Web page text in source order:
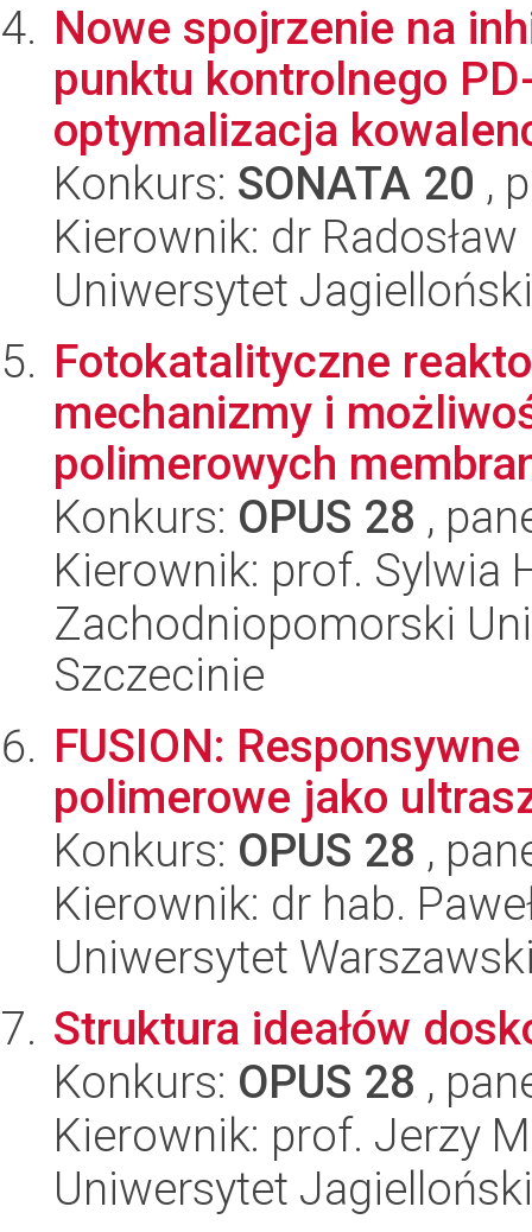
Nowe spojrzenie na
punktu kontrolnego
optymalizacja
Konkurs: SONATA 20 ,
Kierownik: dr
Uniwersytet Jagielloński
Fotokatalityczne
mechanizmy i
polimerowych
Konkurs: OPUS 28 ,
Kierownik: prof. Sylwia
Zachodniopomorski
Szczecinie
FUSION:
polimerowe jako
Konkurs: OPUS 28 ,
Kierownik: dr hab.
Uniwersytet
Struktura ideałów
Konkurs: OPUS 28 ,
Kierownik: prof. Jerzy
Uniwersytet Jagielloński